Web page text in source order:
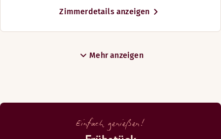
Zimmerdetails anzeigen
Mehr anzeigen
Einfach genießen!